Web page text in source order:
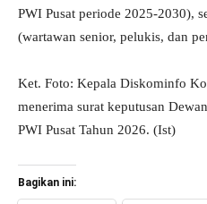
PWI Pusat periode 2025-2030),
(wartawan senior, pelukis, dan
Ket. Foto: Kepala Diskominfo
menerima surat keputusan
PWI Pusat Tahun 2026. (Ist)
Bagikan ini: